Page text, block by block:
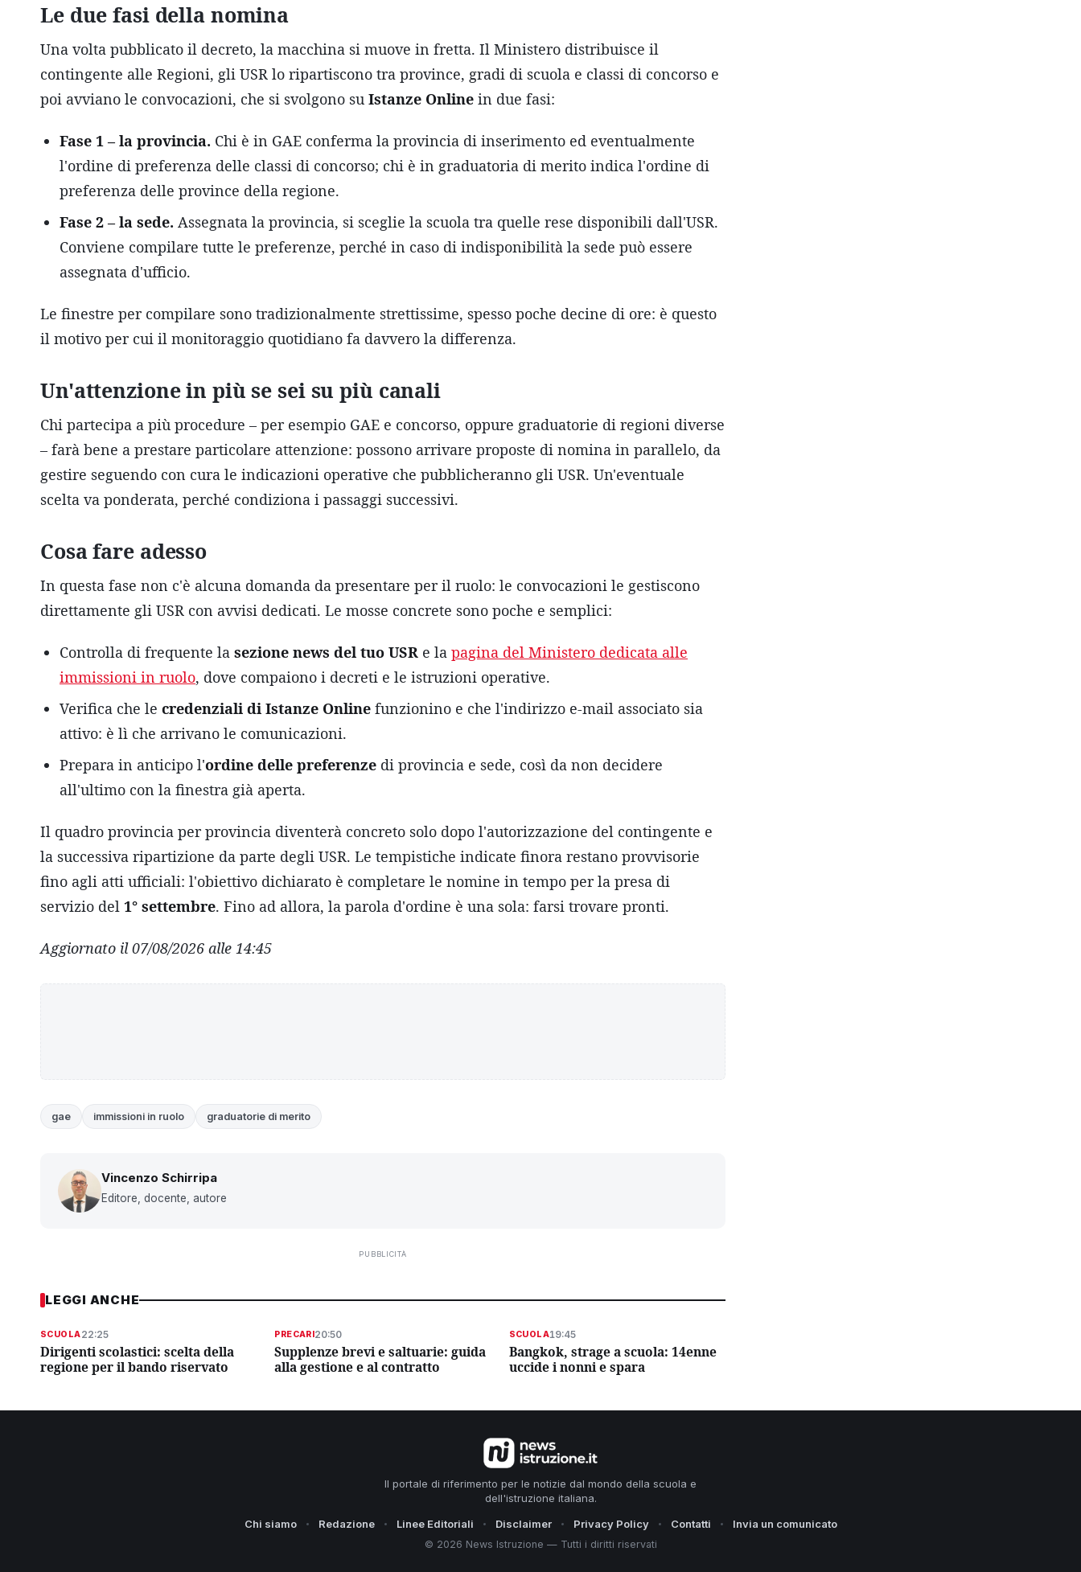
Le due fasi della nomina
Una volta pubblicato il decreto, la macchina si muove in fretta. Il Ministero distribuisce il
contingente alle Regioni, gli USR lo ripartiscono tra province, gradi di scuola e classi di concorso e
poi avviano le convocazioni, che si svolgono su Istanze Online in due fasi:
Fase 1 – la provincia. Chi è in GAE conferma la provincia di inserimento ed eventualmente
l'ordine di preferenza delle classi di concorso; chi è in graduatoria di merito indica l'ordine di
preferenza delle province della regione.
Fase 2 – la sede. Assegnata la provincia, si sceglie la scuola tra quelle rese disponibili dall'USR.
Conviene compilare tutte le preferenze, perché in caso di indisponibilità la sede può essere
assegnata d'ufficio.
Le finestre per compilare sono tradizionalmente strettissime, spesso poche decine di ore: è questo
il motivo per cui il monitoraggio quotidiano fa davvero la differenza.
Un'attenzione in più se sei su più canali
Chi partecipa a più procedure – per esempio GAE e concorso, oppure graduatorie di regioni diverse
– farà bene a prestare particolare attenzione: possono arrivare proposte di nomina in parallelo, da
gestire seguendo con cura le indicazioni operative che pubblicheranno gli USR. Un'eventuale
scelta va ponderata, perché condiziona i passaggi successivi.
Cosa fare adesso
In questa fase non c'è alcuna domanda da presentare per il ruolo: le convocazioni le gestiscono
direttamente gli USR con avvisi dedicati. Le mosse concrete sono poche e semplici:
Controlla di frequente la sezione news del tuo USR e la pagina del Ministero dedicata alle
immissioni in ruolo, dove compaiono i decreti e le istruzioni operative.
Verifica che le credenziali di Istanze Online funzionino e che l'indirizzo e-mail associato sia
attivo: è lì che arrivano le comunicazioni.
Prepara in anticipo l'ordine delle preferenze di provincia e sede, così da non decidere
all'ultimo con la finestra già aperta.
Il quadro provincia per provincia diventerà concreto solo dopo l'autorizzazione del contingente e
la successiva ripartizione da parte degli USR. Le tempistiche indicate finora restano provvisorie
fino agli atti ufficiali: l'obiettivo dichiarato è completare le nomine in tempo per la presa di
servizio del 1° settembre. Fino ad allora, la parola d'ordine è una sola: farsi trovare pronti.
Aggiornato il 07/08/2026 alle 14:45
gae immissioni in ruolo graduatorie di merito
Vincenzo Schirripa
Editore, docente, autore
PUBBLICITÀ
LEGGI ANCHE
SCUOLA22:25
Dirigenti scolastici: scelta della
regione per il bando riservato
PRECARI20:50
Supplenze brevi e saltuarie: guida
alla gestione e al contratto
SCUOLA19:45
Bangkok, strage a scuola: 14enne
uccide i nonni e spara
Il portale di riferimento per le notizie dal mondo della scuola e
dell'istruzione italiana.
Chi siamo
Redazione Linee Editoriali Disclaimer Privacy Policy Contatti Invia un comunicato
© 2026 News Istruzione — Tutti i diritti riservati